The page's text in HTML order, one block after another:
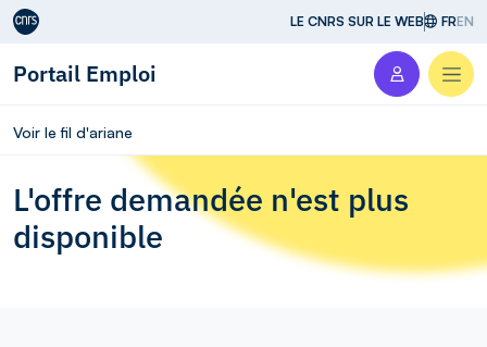
Aller au contenu LE CNRS SUR LE WEB FREN
Portail Emploi
Voir le fil d'ariane
L'offre demandée n'est plus
disponible